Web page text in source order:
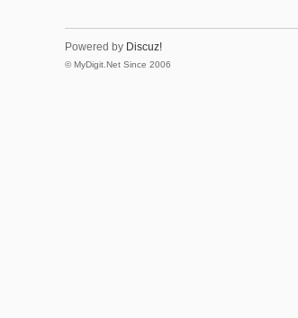
Powered by Discuz!
© MyDigit.Net Since 2006